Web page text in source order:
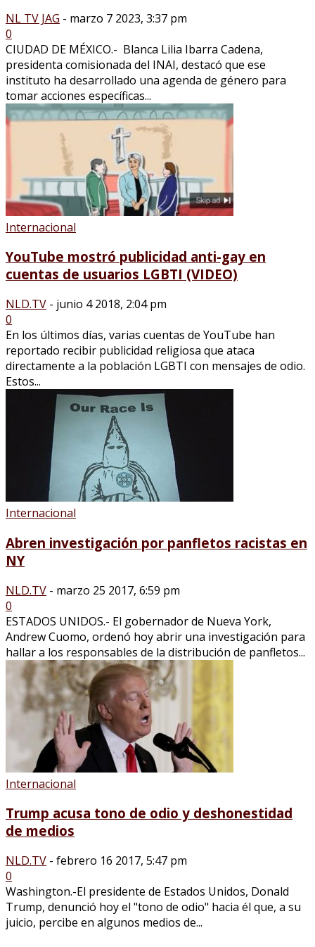
NL TV JAG - marzo 7 2023, 3:37 pm
0
CIUDAD DE MÉXICO.- Blanca Lilia Ibarra Cadena,
presidenta comisionada del INAI, destacó que ese
instituto ha desarrollado una agenda de género para
tomar acciones específicas...
Internacional
YouTube mostró publicidad anti-gay en
cuentas de usuarios LGBTI (VIDEO)
NLD.TV - junio 4 2018, 2:04 pm
0
En los últimos días, varias cuentas de YouTube han
reportado recibir publicidad religiosa que ataca
directamente a la población LGBTI con mensajes de odio.
Estos...
Internacional
Abren investigación por panfletos racistas en
NY
NLD.TV - marzo 25 2017, 6:59 pm
0
ESTADOS UNIDOS.- El gobernador de Nueva York,
Andrew Cuomo, ordenó hoy abrir una investigación para
hallar a los responsables de la distribución de panfletos...
Internacional
Trump acusa tono de odio y deshonestidad
de medios
NLD.TV - febrero 16 2017, 5:47 pm
0
Washington.-El presidente de Estados Unidos, Donald
Trump, denunció hoy el "tono de odio" hacia él que, a su
juicio, percibe en algunos medios de...